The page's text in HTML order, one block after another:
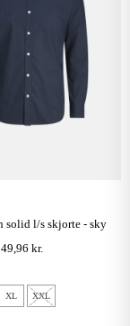
kr.
XL XXL